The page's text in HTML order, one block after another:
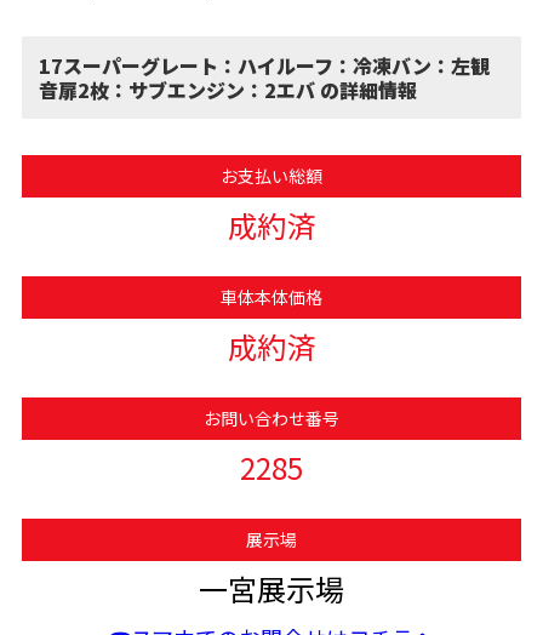
17スーパーグレート：ハイルーフ：冷凍バン：左観
音扉2枚：サブエンジン：2エバ の詳細情報
お支払い総額
成約済
車体本体価格
成約済
お問い合わせ番号
2285
展示場
一宮展示場